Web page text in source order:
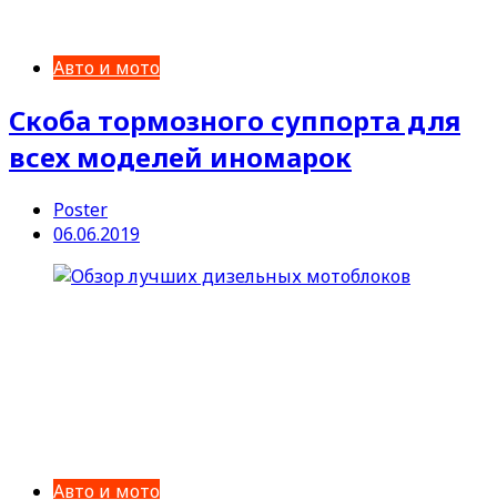
Авто и мото
Скоба тормозного суппорта для
всех моделей иномарок
Poster
06.06.2019
Авто и мото